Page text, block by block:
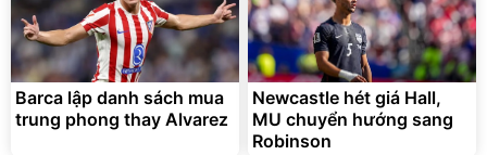
Barca lập danh sách mua
trung phong thay Alvarez
Newcastle hét giá Hall,
MU chuyển hướng sang
Robinson